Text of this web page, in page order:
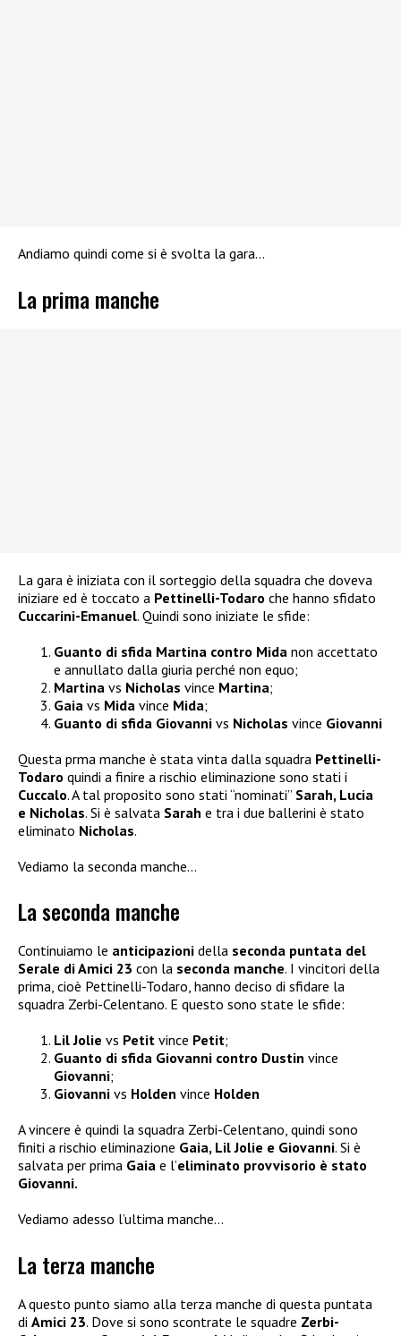
Andiamo quindi come si è svolta la gara…
La prima manche
La gara è iniziata con il sorteggio della squadra che doveva
iniziare ed è toccato a Pettinelli-Todaro che hanno sfidato
Cuccarini-Emanuel. Quindi sono iniziate le sfide:
Guanto di sfida Martina contro Mida non accettato
e annullato dalla giuria perché non equo;
Martina vs Nicholas vince Martina;
Gaia vs Mida vince Mida;
Guanto di sfida Giovanni vs Nicholas vince Giovanni
Questa prma manche è stata vinta dalla squadra Pettinelli-
Todaro quindi a finire a rischio eliminazione sono stati i
Cuccalo. A tal proposito sono stati “nominati” Sarah, Lucia
e Nicholas. Si è salvata Sarah e tra i due ballerini è stato
eliminato Nicholas.
Vediamo la seconda manche…
La seconda manche
Continuiamo le anticipazioni della seconda puntata del
Serale di Amici 23 con la seconda manche. I vincitori della
prima, cioè Pettinelli-Todaro, hanno deciso di sfidare la
squadra Zerbi-Celentano. E questo sono state le sfide:
Lil Jolie vs Petit vince Petit;
Guanto di sfida Giovanni contro Dustin vince
Giovanni;
Giovanni vs Holden vince Holden
A vincere è quindi la squadra Zerbi-Celentano, quindi sono
finiti a rischio eliminazione Gaia, Lil Jolie e Giovanni. Si è
salvata per prima Gaia e l’eliminato provvisorio è stato
Giovanni.
Vediamo adesso l’ultima manche…
La terza manche
A questo punto siamo alla terza manche di questa puntata
di Amici 23. Dove si sono scontrate le squadre Zerbi-